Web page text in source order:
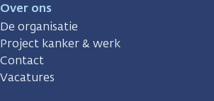
Over ons
De organisatie
Project kanker & werk
Contact
Vacatures